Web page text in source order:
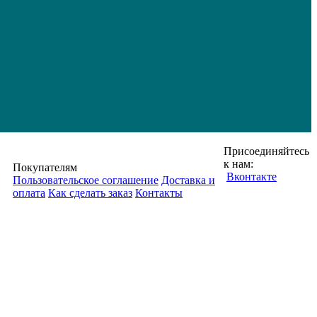
Покупателям
Пользовательское соглашение Доставка и
оплата Как сделать заказ Контакты
Присоединяйтесь
к нам:
Вконтакте